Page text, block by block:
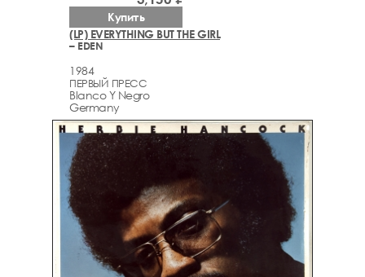
(LP) EVERYTHING BUT THE GIRL
– EDEN
1984
ПЕРВЫЙ ПРЕСС
Blanco Y Negro
Germany
Купить